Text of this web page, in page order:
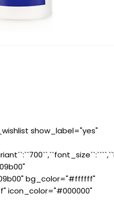
show_label="yes"
bg_color="#ffffff"
icon_color="#000000"